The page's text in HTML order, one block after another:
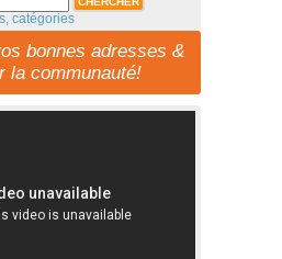
catégories
bonnes adresses &
la communauté!